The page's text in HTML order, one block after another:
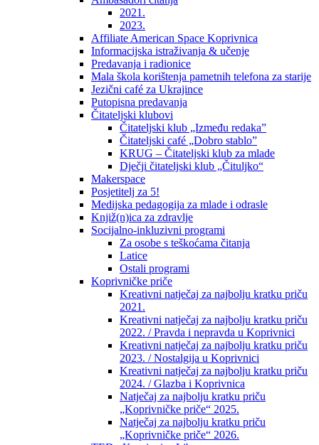
2021.
2023.
Affiliate American Space Koprivnica
Informacijska istraživanja & učenje
Predavanja i radionice
Mala škola korištenja pametnih telefona za starije
Jezični café za Ukrajince
Putopisna predavanja
Čitateljski klubovi
Čitateljski klub „Između redaka”
Čitateljski café „Dobro stablo”
KRUG – Čitateljski klub za mlade
Dječji čitateljski klub „Čituljko“
Makerspace
Posjetitelj za 5!
Medijska pedagogija za mlade i odrasle
Knjiž(n)ica za zdravlje
Socijalno-inkluzivni programi
Za osobe s teškoćama čitanja
Latice
Ostali programi
Koprivničke priče
Kreativni natječaj za najbolju kratku priču
2021.
Kreativni natječaj za najbolju kratku priču
2022. / Pravda i nepravda u Koprivnici
Kreativni natječaj za najbolju kratku priču
2023. / Nostalgija u Koprivnici
Kreativni natječaj za najbolju kratku priču
2024. / Glazba i Koprivnica
Natječaj za najbolju kratku priču
„Koprivničke priče“ 2025.
Natječaj za najbolju kratku priču
„Koprivničke priče“ 2026.